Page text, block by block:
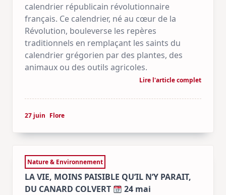
calendrier républicain révolutionnaire
français. Ce calendrier, né au cœur de la
Révolution, bouleverse les repères
traditionnels en remplaçant les saints du
calendrier grégorien par des plantes, des
animaux ou des outils agricoles.
Lire l'article complet
27 juin Flore
Nature & Environnement
LA VIE, MOINS PAISIBLE QU’IL N’Y PARAIT,
DU CANARD COLVERT
24 mai